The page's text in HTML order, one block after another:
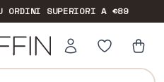
ORDINI SUPERIORI A €89